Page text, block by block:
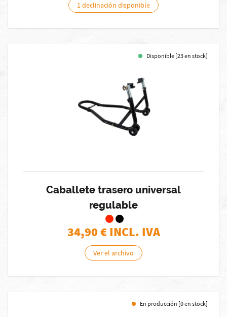
1 declinación disponible
Disponible [23 en stock]
Caballete trasero universal
regulable
34,90€ INCL. IVA
Ver el archivo
En producción [0 en stock]